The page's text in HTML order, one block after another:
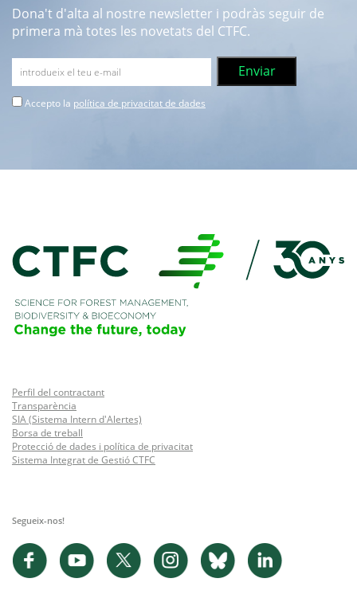
Dona't d'alta al nostre newsletter i podràs seguir de
primera mà totes les novetats del CTFC.
Accepto la política de privacitat de dades
Perfil del contractant
Transparència
SIA (Sistema Intern d'Alertes)
Borsa de treball
Protecció de dades i política de privacitat
Sistema Integrat de Gestió CTFC
Segueix-nos!